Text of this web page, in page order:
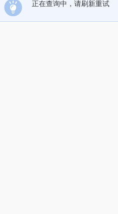
正在查询中，请刷新重试